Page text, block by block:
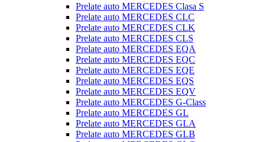
Prelate auto MERCEDES Clasa S
Prelate auto MERCEDES CLC
Prelate auto MERCEDES CLK
Prelate auto MERCEDES CLS
Prelate auto MERCEDES EQA
Prelate auto MERCEDES EQC
Prelate auto MERCEDES EQE
Prelate auto MERCEDES EQS
Prelate auto MERCEDES EQV
Prelate auto MERCEDES G-Class
Prelate auto MERCEDES GL
Prelate auto MERCEDES GLA
Prelate auto MERCEDES GLB